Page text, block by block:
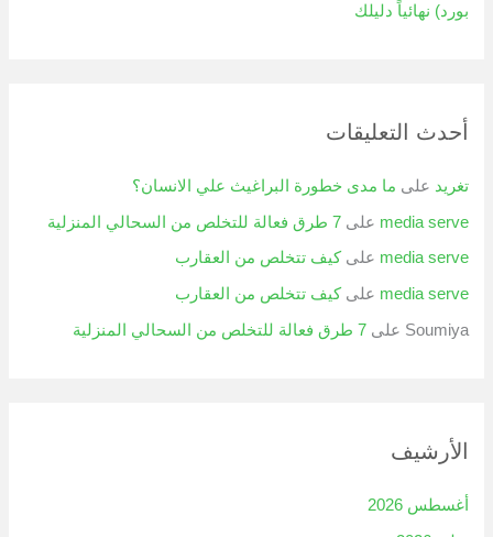
بورد) نهائياً دليلك
أحدث التعليقات
تغريد على ما مدى خطورة البراغيث علي الانسان؟
media serve على7 طرق فعالة للتخلص من السحالي المنزلية
media serve علىكيف تتخلص من العقارب
media serve علىكيف تتخلص من العقارب
Soumiya على7 طرق فعالة للتخلص من السحالي المنزلية
الأرشيف
أغسطس 2026